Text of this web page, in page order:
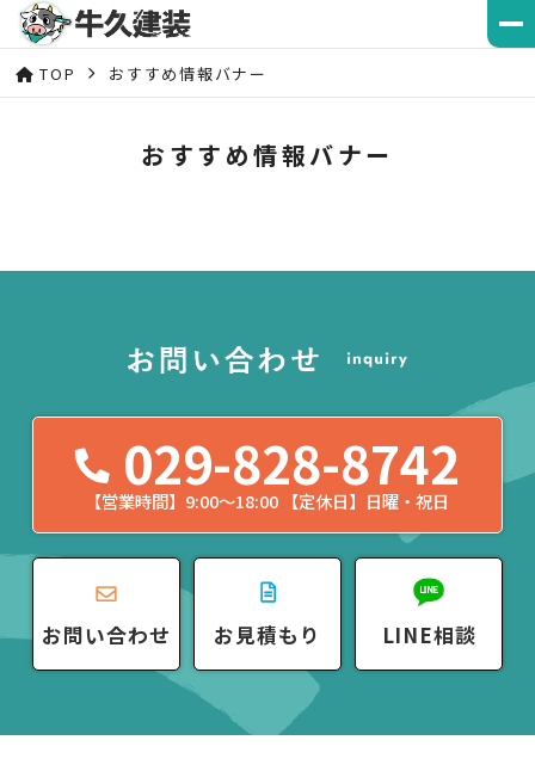
TOP おすすめ情報バナー
おすすめ情報バナー
029-828-8742
【営業時間】9:00〜18:00 【定休日】日曜・祝日
お問い合わせ お見積もり LINE相談